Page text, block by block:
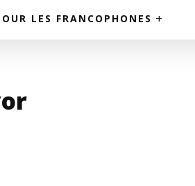
LES FRANCOPHONES